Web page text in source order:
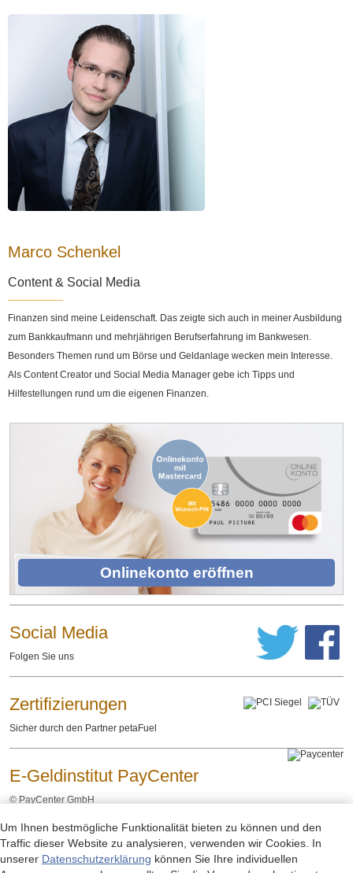
Marco Schenkel
Content & Social Media
Finanzen sind meine Leidenschaft. Das zeigte sich auch in meiner Ausbildung
zum Bankkaufmann und mehrjährigen Berufserfahrung im Bankwesen.
Besonders Themen rund um Börse und Geldanlage wecken mein Interesse.
Als Content Creator und Social Media Manager gebe ich Tipps und
Hilfestellungen rund um die eigenen Finanzen.
Onlinekonto eröffnen
Social Media
Folgen Sie uns
Zertifizierungen
Sicher durch den Partner petaFuel
E-Geldinstitut PayCenter
© PayCenter GmbH
Impressum - Datenschutzerklärung - Rechtliche Hinweise
Um Ihnen bestmögliche Funktionalität bieten zu können und den
Traffic dieser Website zu analysieren, verwenden wir Cookies. In
unserer Datenschutzerklärung können Sie Ihre individuellen